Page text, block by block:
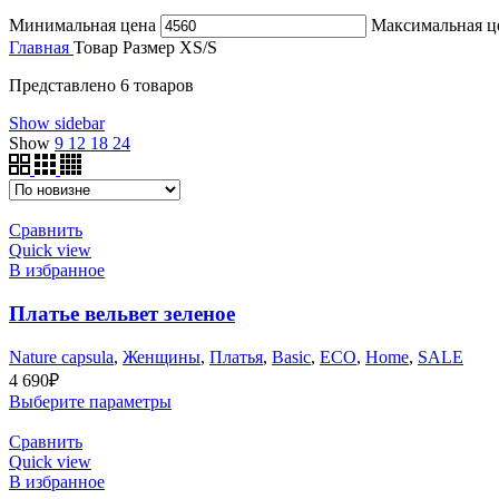
Минимальная цена Максимальная
Главная Товар Размер XS/S
Представлено 6 товаров
Show sidebar
Show 9 12 18 24
Сравнить
Quick view
В избранное
Платье вельвет зеленое
Nature capsula, Женщины, Платья, Basic, ECO, Home, SALE
4 690₽
Выберите параметры
Сравнить
Quick view
В избранное